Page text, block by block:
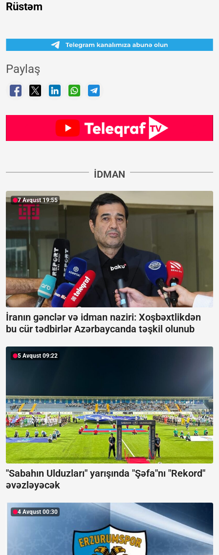
Rüstəm
Paylaş
İDMAN
7 Avqust 19:55
İranın gənclər və idman naziri: Xoşbəxtlikdən
bu cür tədbirlər Azərbaycanda təşkil olunub
5 Avqust 09:22
"Sabahın Ulduzları" yarışında "Şəfa"nı "Rekord"
əvəzləyəcək
4 Avqust 00:30